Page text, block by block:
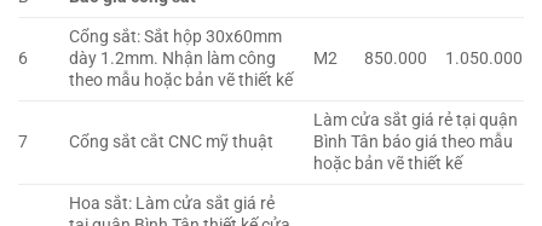
6
Cổng sắt: Sắt hộp 30x60mm
dày 1.2mm. Nhận làm công
theo mẫu hoặc bản vẽ thiết kế
M2 850.000 1.050.000
7 Cổng sắt cắt CNC mỹ thuật
Làm cửa sắt giá rẻ tại quận
Bình Tân báo giá theo mẫu
hoặc bản vẽ thiết kế
Hoa sắt: Làm cửa sắt giá rẻ